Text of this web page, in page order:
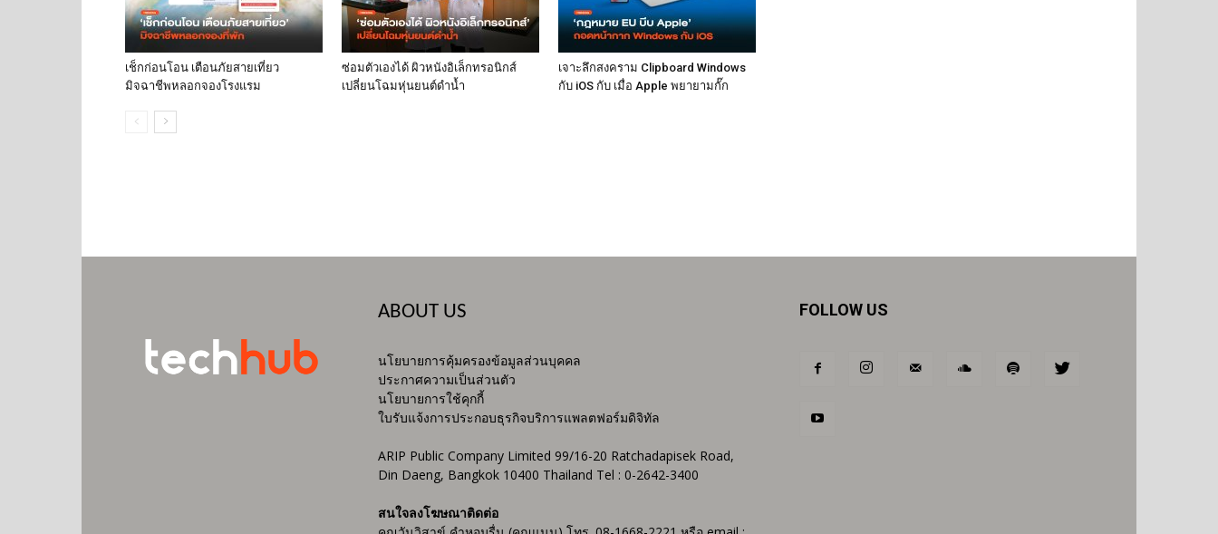
เช็กก่อนโอน เตือนภัยสายเที่ยว
มิจฉาชีพหลอกจองโรงแรม
ซ่อมตัวเองได้ ผิวหนังอิเล็กทรอนิกส์
เปลี่ยนโฉมหุ่นยนต์ดำน้ำ
เจาะลึกสงคราม Clipboard Windows
กับ iOS กับ เมื่อ Apple พยายามกั๊ก
ABOUT US
นโยบายการคุ้มครองข้อมูลส่วนบุคคล
ประกาศความเป็นส่วนตัว
นโยบายการใช้คุกกี้
ใบรับแจ้งการประกอบธุรกิจบริการแพลตฟอร์มดิจิทัล
ARIP Public Company Limited 99/16-20 Ratchadapisek Road,
Din Daeng, Bangkok 10400 Thailand Tel : 0-2642-3400
สนใจลงโฆษณาติดต่อ
FOLLOW US